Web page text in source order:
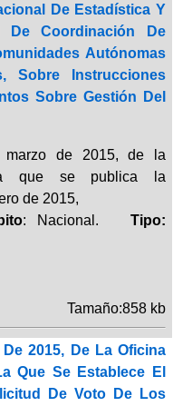
De Estadística Y
De Coordinación De
Autónomas
Sobre Instrucciones
Sobre Gestión Del
de 2015, de la
que se publica la
de 2015,
: Nacional.Tipo:
Tamaño:858 kb
2015, De La Oficina
Que Se Establece El
De Voto De Los